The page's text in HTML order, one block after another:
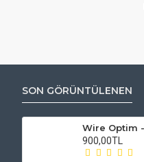
SON GÖRÜNTÜLENEN
900,00TL